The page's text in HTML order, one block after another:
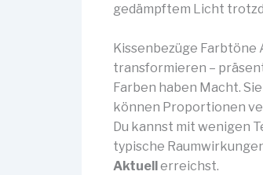
gedämpftem Licht
Kissenbezüge Farbtöne
transformieren –
Farben haben Macht.
können Proportionen
Du kannst mit wenigen
typische
Aktuell erreichst.